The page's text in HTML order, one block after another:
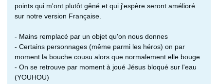
points qui m'ont plutôt gêné et qui j'espère seront amélioré
sur notre version Française.
- Mains remplacé par un objet qu'on nous donnes
- Certains personnages (même parmi les héros) on par
moment la bouche cousu alors que normalement elle bouge
- On se retrouve par moment à joué Jésus bloqué sur l'eau
(YOUHOU)